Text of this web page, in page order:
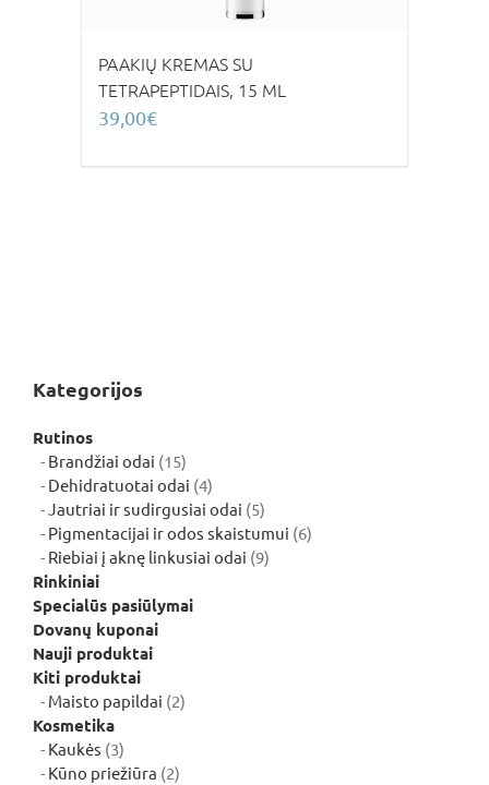
PAAKIŲ KREMAS SU
TETRAPEPTIDAIS, 15 ML
39,00€
Kategorijos
Rutinos
Brandžiai odai 1515
produktų
Dehidratuotai odai 44
produktai
Jautriai ir sudirgusiai odai 55
produktai
Pigmentacijai ir odos skaistumui 66
Riebiai į aknę linkusiai odai 99
Rinkiniai
Specialūs pasiūlymai
Dovanų kuponai
Nauji produktai
Kiti produktai
Maisto papildai 22
Kosmetika
Kaukės 33
produktai
Kūno priežiūra 22